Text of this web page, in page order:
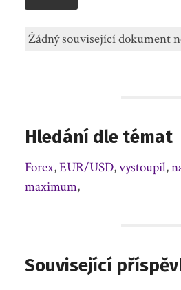
Žádný související dokument
Hledání dle témat
Forex,EUR/USD,vystoupil,
maximum,
Související